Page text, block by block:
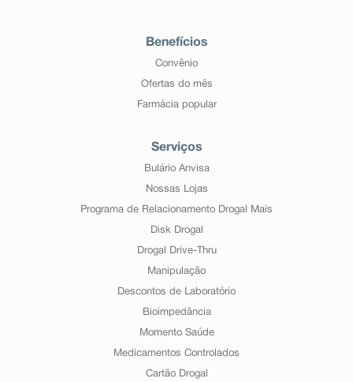
Benefícios
Convênio
Ofertas do mês
Farmácia popular
Serviços
Bulário Anvisa
Nossas Lojas
Programa de Relacionamento Drogal Mais
Disk Drogal
Drogal Drive-Thru
Manipulação
Descontos de Laboratório
Bioimpedância
Momento Saúde
Medicamentos Controlados
Cartão Drogal